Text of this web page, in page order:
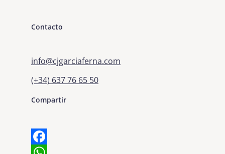
Contacto
info@cjgarciaferna.com
(+34) 637 76 65 50
Compartir